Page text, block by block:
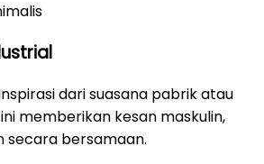
dari suasana pabrik atau
memberikan kesan maskulin,
secara bersamaan.